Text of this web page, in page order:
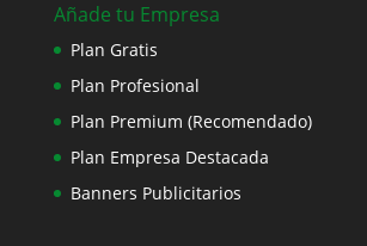
Añade tu Empresa
Plan Gratis
Plan Profesional
Plan Premium (Recomendado)
Plan Empresa Destacada
Banners Publicitarios